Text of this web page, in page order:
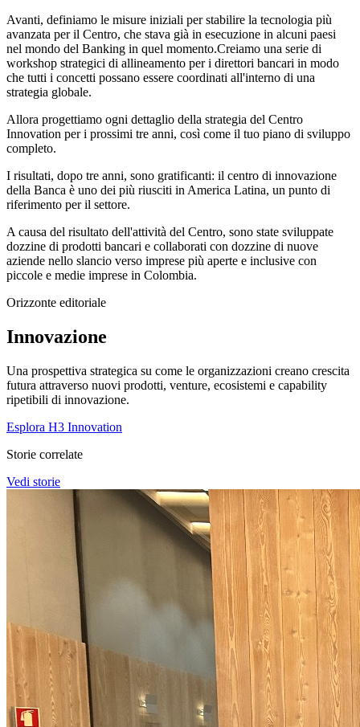
Avanti, definiamo le misure iniziali per stabilire la tecnologia più
avanzata per il Centro, che stava già in esecuzione in alcuni paesi
nel mondo del Banking in quel momento.Creiamo una serie di
workshop strategici di allineamento per i direttori bancari in modo
che tutti i concetti possano essere coordinati all'interno di una
strategia globale.
Allora progettiamo ogni dettaglio della strategia del Centro
Innovation per i prossimi tre anni, così come il tuo piano di sviluppo
completo.
I risultati, dopo tre anni, sono gratificanti: il centro di innovazione
della Banca è uno dei più riusciti in America Latina, un punto di
riferimento per il settore.
A causa del risultato dell'attività del Centro, sono state sviluppate
dozzine di prodotti bancari e collaborati con dozzine di nuove
aziende nello slancio verso imprese più aperte e inclusive con
piccole e medie imprese in Colombia.
Orizzonte editoriale
Innovazione
Una prospettiva strategica su come le organizzazioni creano crescita
futura attraverso nuovi prodotti, venture, ecosistemi e capability
ripetibili di innovazione.
Esplora H3 Innovation
Storie correlate
Vedi storie